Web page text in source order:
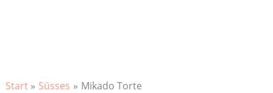
Start Süsses Mikado Torte